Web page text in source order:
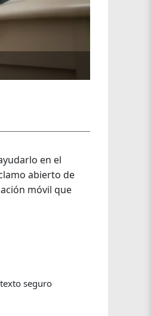
en el
abierto de
móvil que
seguro